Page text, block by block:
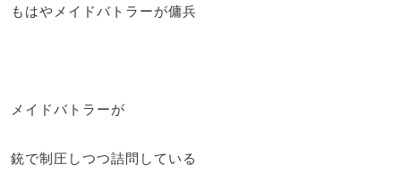
もはやメイドバトラーが傭兵
メイドバトラーが
銃で制圧しつつ詰問している